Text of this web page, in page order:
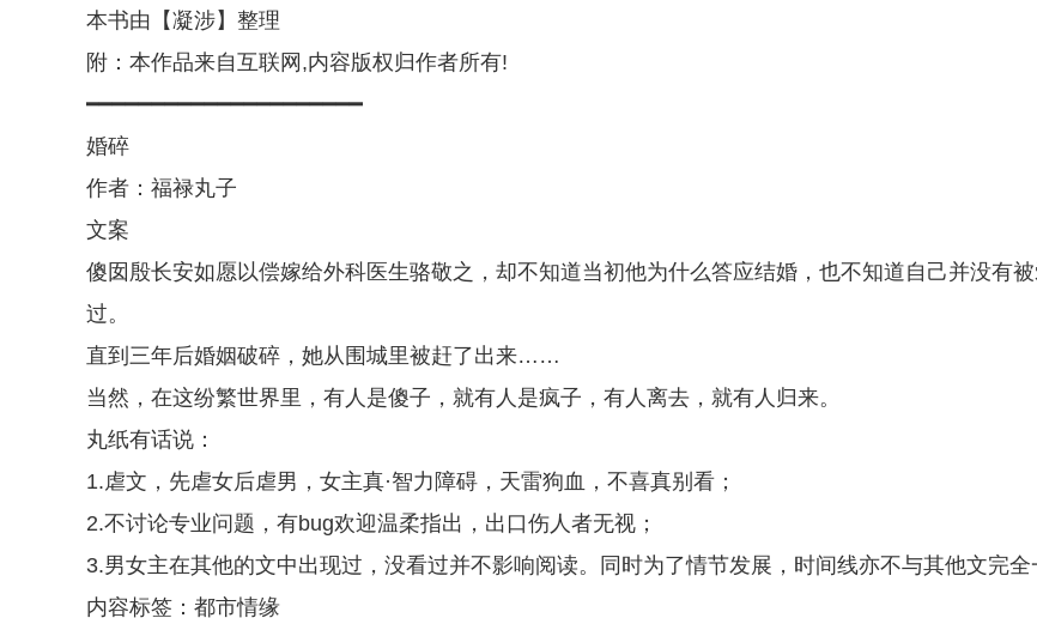
本书由【凝涉】整理
附：本作品来自互联网,内容版权归作者所有!
━━━━━━━━━━━━━━━━━━━━━
婚碎
作者：福禄丸子
文案
傻囡殷长安如愿以偿嫁给外科医生骆敬之，却不知道当初他为什么答应结婚，也不知道自己并没有
过。
直到三年后婚姻破碎，她从围城里被赶了出来……
当然，在这纷繁世界里，有人是傻子，就有人是疯子，有人离去，就有人归来。
丸纸有话说：
1.虐文，先虐女后虐男，女主真·智力障碍，天雷狗血，不喜真别看；
2.不讨论专业问题，有bug欢迎温柔指出，出口伤人者无视；
3.男女主在其他的文中出现过，没看过并不影响阅读。同时为了情节发展，时间线亦不与其他文完全
内容标签：都市情缘